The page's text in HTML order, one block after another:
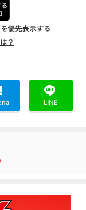
優先表示する
？
LINE